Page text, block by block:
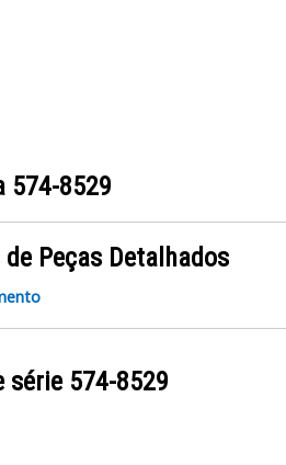
574-8529
Peças Detalhados
série 574-8529